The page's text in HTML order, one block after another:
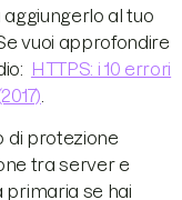
al tuo
vuoi approfondire
HTTPS: i 10 errori
di protezione
tra server e
primaria se hai